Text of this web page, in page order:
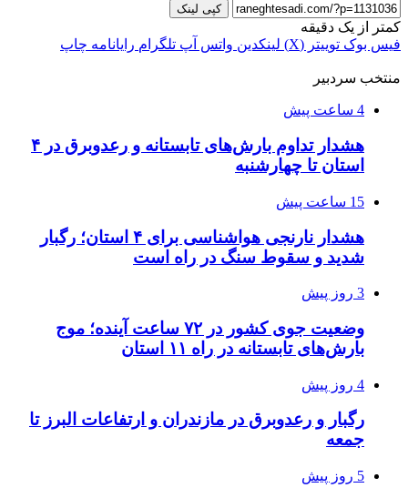
کپی لینک
کمتر از یک دقیقه
فیس بوک توییتر (X) لینکدین واتس آپ تلگرام رایانامه چاپ
منتخب سردبیر
4 ساعت پیش
هشدار تداوم بارش‌های تابستانه و رعدوبرق در ۴
استان تا چهارشنبه
15 ساعت پیش
هشدار نارنجی هواشناسی برای ۴ استان؛ رگبار
شدید و سقوط سنگ در راه است
3 روز پیش
وضعیت جوی کشور در ۷۲ ساعت آینده؛ موج
بارش‌های تابستانه در راه ۱۱ استان
4 روز پیش
رگبار و رعدوبرق در مازندران و ارتفاعات البرز تا
جمعه
5 روز پیش